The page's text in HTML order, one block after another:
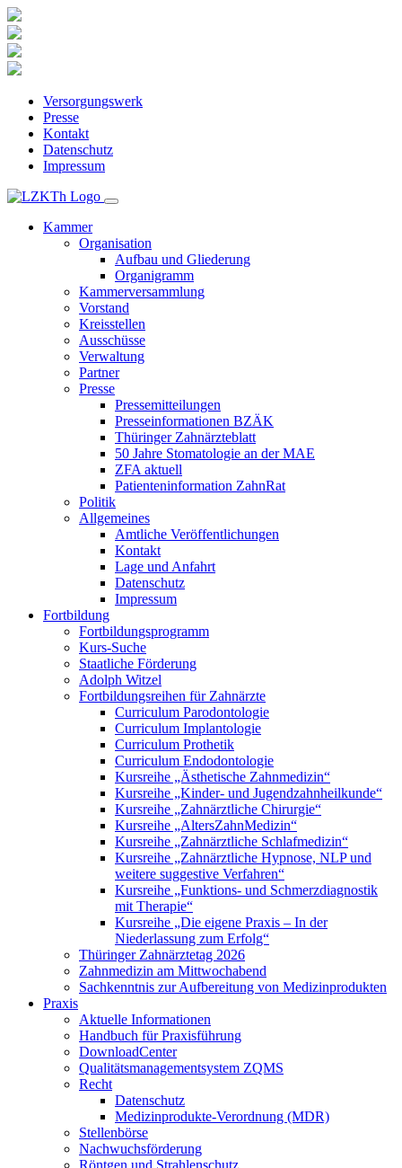
Versorgungswerk
Presse
Kontakt
Datenschutz
Impressum
Kammer
Organisation
Aufbau und Gliederung
Organigramm
Kammerversammlung
Vorstand
Kreisstellen
Ausschüsse
Verwaltung
Partner
Presse
Pressemitteilungen
Presseinformationen BZÄK
Thüringer Zahnärzteblatt
50 Jahre Stomatologie an der MAE
ZFA aktuell
Patienteninformation ZahnRat
Politik
Allgemeines
Amtliche Veröffentlichungen
Kontakt
Lage und Anfahrt
Datenschutz
Impressum
Fortbildung
Fortbildungsprogramm
Kurs-Suche
Staatliche Förderung
Adolph Witzel
Fortbildungsreihen für Zahnärzte
Curriculum Parodontologie
Curriculum Implantologie
Curriculum Prothetik
Curriculum Endodontologie
Kursreihe „Ästhetische Zahnmedizin“
Kursreihe „Kinder- und Jugendzahnheilkunde“
Kursreihe „Zahnärztliche Chirurgie“
Kursreihe „AltersZahnMedizin“
Kursreihe „Zahnärztliche Schlafmedizin“
Kursreihe „Zahnärztliche Hypnose, NLP und
weitere suggestive Verfahren“
Kursreihe „Funktions- und Schmerzdiagnostik
mit Therapie“
Kursreihe „Die eigene Praxis – In der
Niederlassung zum Erfolg“
Thüringer Zahnärztetag 2026
Zahnmedizin am Mittwochabend
Sachkenntnis zur Aufbereitung von Medizinprodukten
Praxis
Aktuelle Informationen
Handbuch für Praxisführung
DownloadCenter
Qualitätsmanagementsystem ZQMS
Recht
Datenschutz
Medizinprodukte-Verordnung (MDR)
Stellenbörse
Nachwuchsförderung
Röntgen und Strahlenschutz